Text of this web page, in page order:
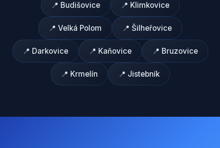
📍 Budišovice 📍 Klimkovice
📍 Velká Polom 📍 Šilheřovice
📍 Darkovice 📍 Kaňovice 📍 Bruzovice
📍 Krmelín 📍 Jistebník